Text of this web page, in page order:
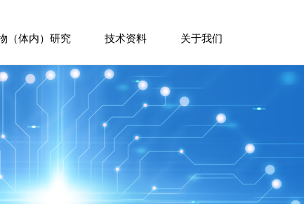
（体内）研究 技术资料 关于我们